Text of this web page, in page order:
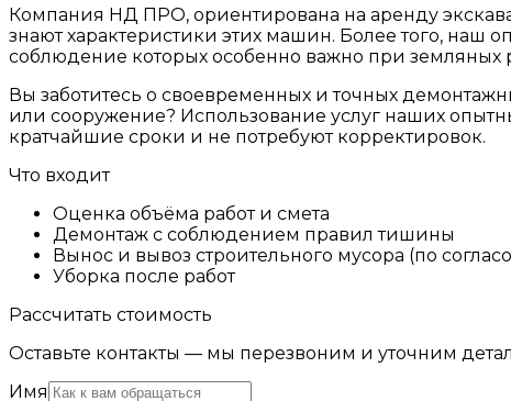
Компания НД ПРО, ориентирована на аренду
знают характеристики этих машин. Более того, наш
соблюдение которых особенно важно при земляных
Вы заботитесь о своевременных и точных
или сооружение? Использование услуг наших
кратчайшие сроки и не потребуют корректировок.
Что входит
Оценка объёма работ и смета
Демонтаж с соблюдением правил тишины
Вынос и вывоз строительного мусора (по
Уборка после работ
Рассчитать стоимость
Оставьте контакты — мы перезвоним и уточним
Имя